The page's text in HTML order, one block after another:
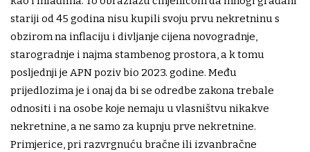
stariji od 45 godina nisu kupili svoju prvu nekretninu s
obzirom na inflaciju i divljanje cijena novogradnje,
starogradnje i najma stambenog prostora, a k tomu
posljednji je APN poziv bio 2023. godine. Među
prijedlozima je i onaj da bi se odredbe zakona trebale
odnositi i na osobe koje nemaju u vlasništvu nikakve
nekretnine, a ne samo za kupnju prve nekretnine.
Primjerice, pri razvrgnuću bračne ili izvanbračne